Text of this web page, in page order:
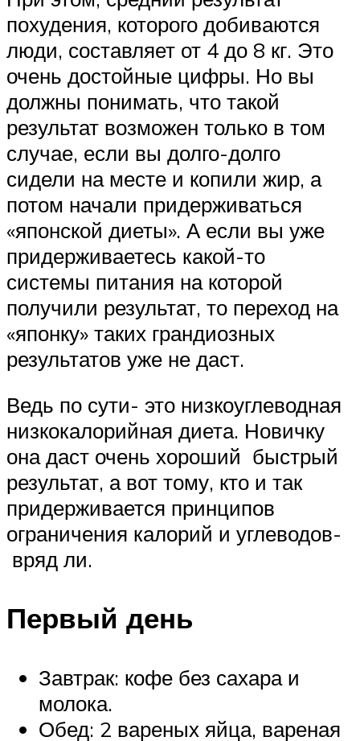
похудения, которого добиваются
люди, составляет от 4 до 8 кг. Это
очень достойные цифры. Но вы
должны понимать, что такой
результат возможен только в том
случае, если вы долго-долго
сидели на месте и копили жир, а
потом начали придерживаться
«японской диеты». А если вы уже
придерживаетесь какой-то
системы питания на которой
получили результат, то переход на
«японку» таких грандиозных
результатов уже не даст.
Ведь по сути- это низкоуглеводная
низкокалорийная диета. Новичку
она даст очень хороший быстрый
результат, а вот тому, кто и так
придерживается принципов
ограничения калорий и углеводов-
вряд ли.
Первый день
Завтрак: кофе без сахара и
молока.
Обед: 2 вареных яйца, вареная